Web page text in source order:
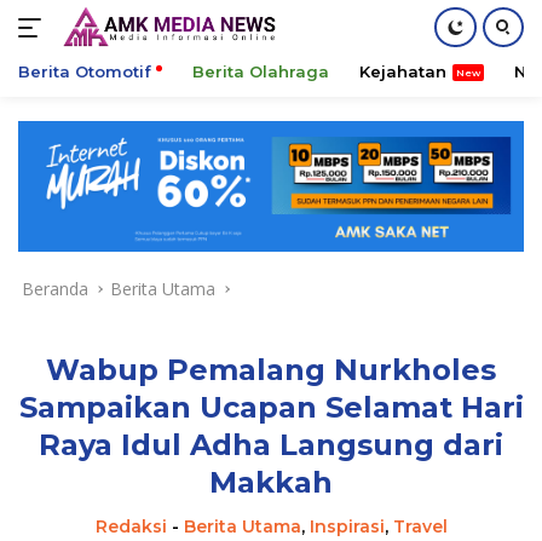
konten
Berita Otomotif Berita Olahraga Kejahatan
Beranda Berita Utama
Wabup Pemalang Nurkholes
Sampaikan Ucapan Selamat Hari
Raya Idul Adha Langsung dari
Makkah
Redaksi - Berita Utama, Inspirasi, Travel